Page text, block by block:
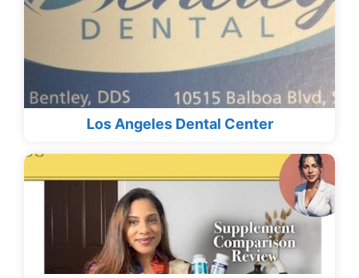
Los Angeles Dental Center